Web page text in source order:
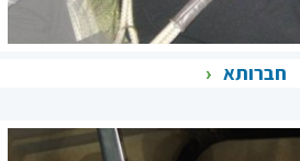
חברותא